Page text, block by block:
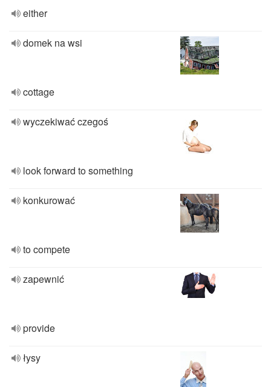
either
domek na wsi
cottage
wyczekiwać czegoś
look forward to something
konkurować
to compete
zapewnić
provide
łysy